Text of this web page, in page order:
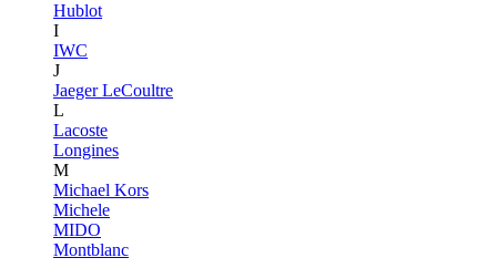
Hublot
I
IWC
J
Jaeger LeCoultre
L
Lacoste
Longines
M
Michael Kors
Michele
MIDO
Montblanc